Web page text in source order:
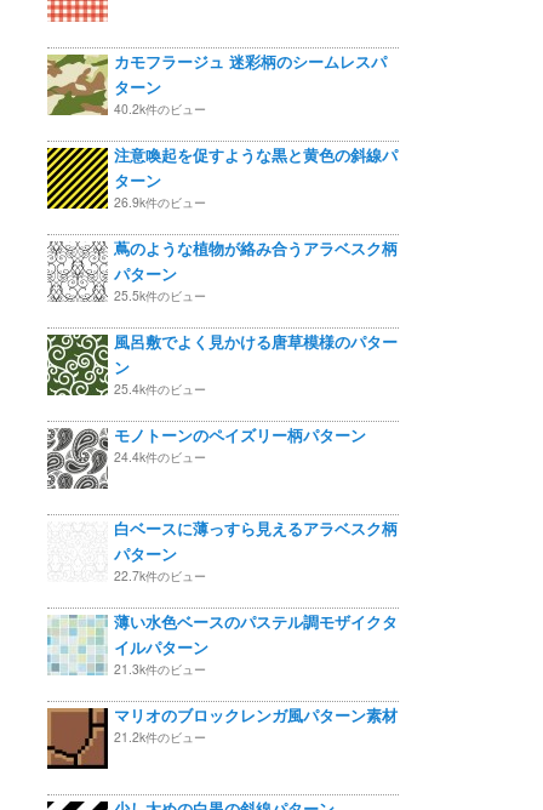
カモフラージュ 迷彩柄のシームレスパ
ターン
40.2k件のビュー
注意喚起を促すような黒と黄色の斜線パ
ターン
26.9k件のビュー
蔦のような植物が絡み合うアラベスク柄
パターン
25.5k件のビュー
風呂敷でよく見かける唐草模様のパター
ン
25.4k件のビュー
モノトーンのペイズリー柄パターン
24.4k件のビュー
白ベースに薄っすら見えるアラベスク柄
パターン
22.7k件のビュー
薄い水色ベースのパステル調モザイクタ
イルパターン
21.3k件のビュー
マリオのブロックレンガ風パターン素材
21.2k件のビュー